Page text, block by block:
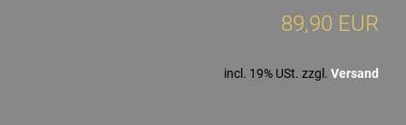
89,90 EUR
incl. 19% USt. zzgl. Versand